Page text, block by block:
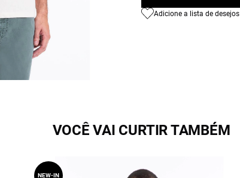
Adicione a lista de desejos
VOCÊ VAI CURTIR TAMBÉM
NEW-IN